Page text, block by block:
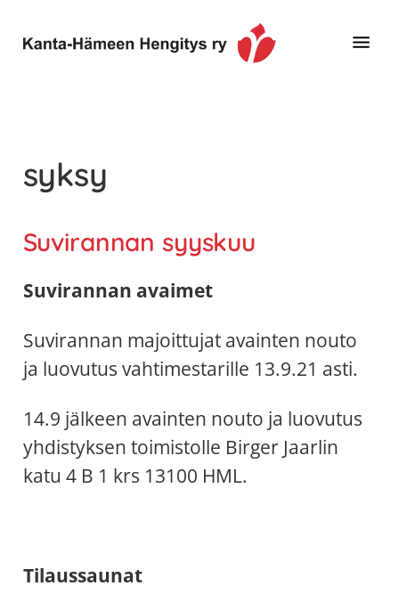
pääsisältöön
alatunnisteeseen
Hengitys
ry
erityisesti
jos
koskettaa
astma,
muut
huono
sisäilma
allergiat.
K-
H
Hengitys
syksy
Suvirannan syyskuu
Suvirannan avaimet
Suvirannan majoittujat avainten nouto
ja luovutus vahtimestarille 13.9.21 asti.
14.9 jälkeen avainten nouto ja luovutus
yhdistyksen toimistolle Birger Jaarlin
katu 4 B 1 krs 13100 HML.
Tilaussaunat